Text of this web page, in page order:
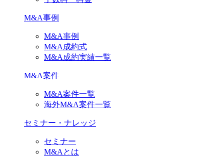
M&A事例
M&A事例
M&A成約式
M&A成約実績一覧
M&A案件
M&A案件一覧
海外M&A案件一覧
セミナー・ナレッジ
セミナー
M&Aとは